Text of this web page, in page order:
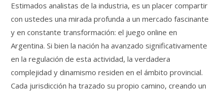
Estimados analistas de la industria, es un placer compartir
con ustedes una mirada profunda a un mercado fascinante
y en constante transformación: el juego online en
Argentina. Si bien la nación ha avanzado significativamente
en la regulación de esta actividad, la verdadera
complejidad y dinamismo residen en el ámbito provincial.
Cada jurisdicción ha trazado su propio camino, creando un